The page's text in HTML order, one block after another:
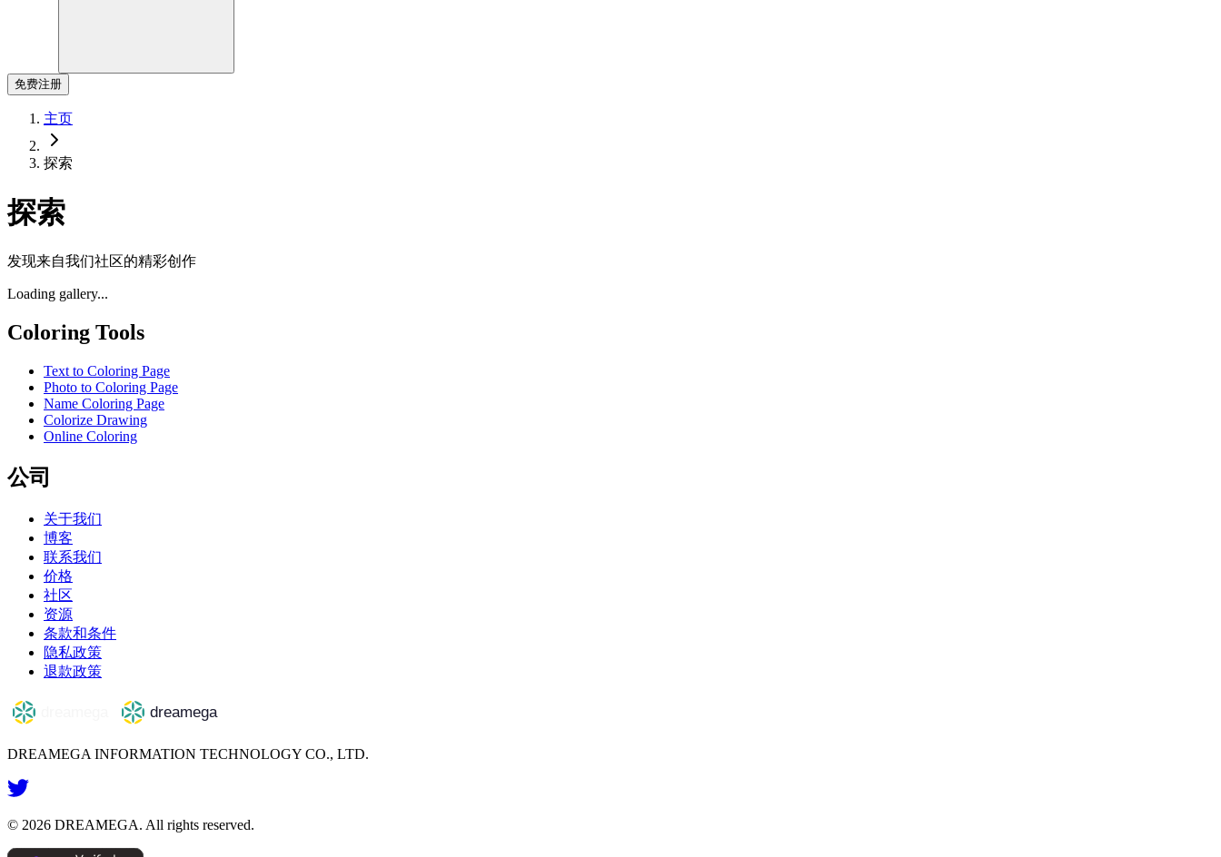
免费注册
主页
探索
探索
发现来自我们社区的精彩创作
Loading gallery...
Coloring Tools
Text to Coloring Page
Photo to Coloring Page
Name Coloring Page
Colorize Drawing
Online Coloring
公司
关于我们
博客
联系我们
价格
社区
资源
条款和条件
隐私政策
退款政策
DREAMEGA INFORMATION TECHNOLOGY CO., LTD.
© 2026 DREAMEGA. All rights reserved.